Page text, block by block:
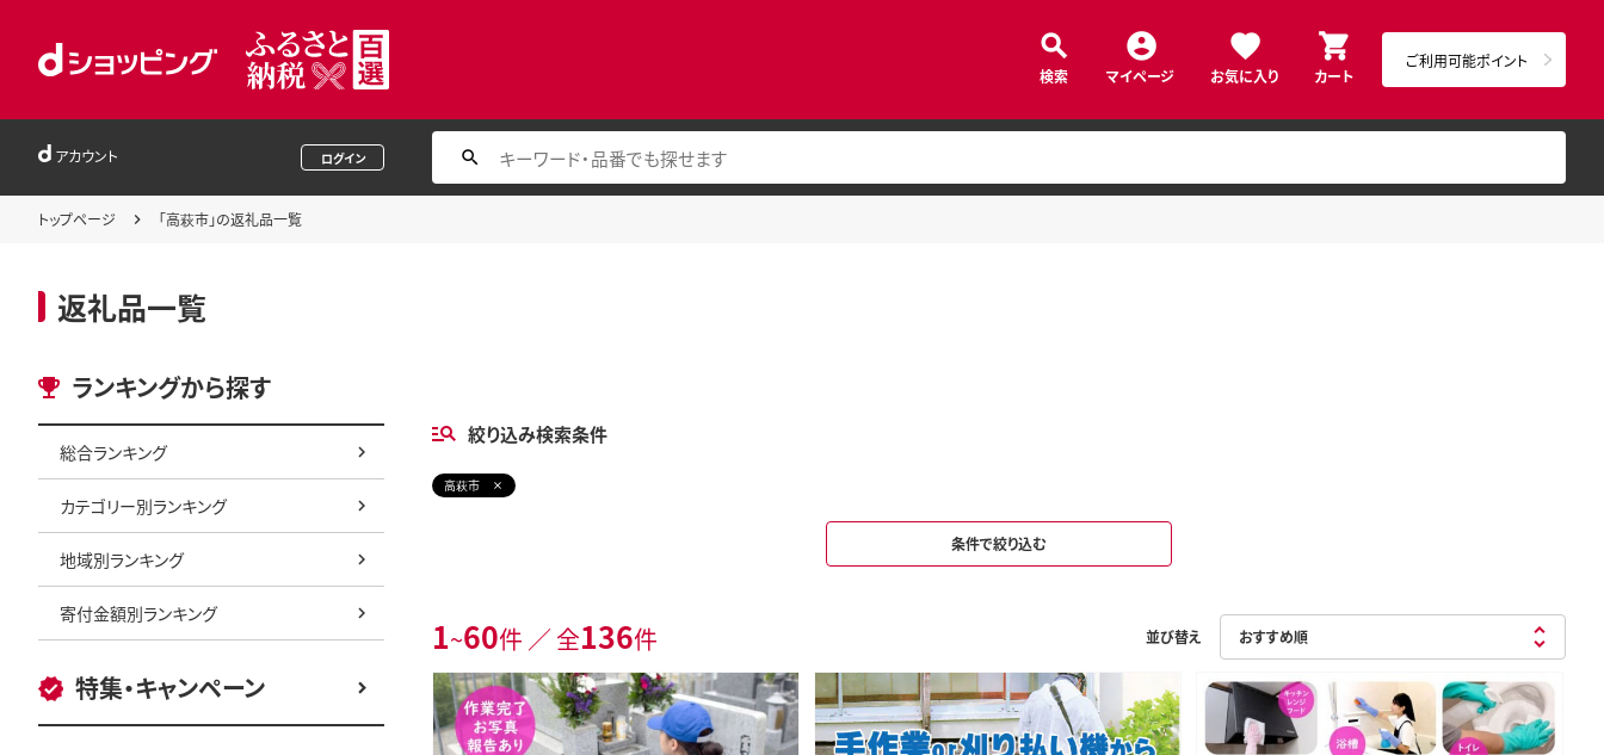
検索 マイページ お気に入り カート
ご利用可能ポイント
アカウント ログイン
トップページ 「高萩市」の返礼品一覧
返礼品一覧
ランキングから探す
総合ランキング
カテゴリー別ランキング
地域別ランキング
寄付金額別ランキング
特集・キャンペーン
絞り込み検索条件
高萩市
条件で絞り込む
1~60件 ／ 全136件 並び替え